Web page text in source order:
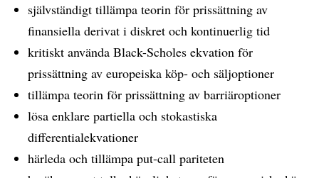
självständigt tillämpa teorin för prissättning av
finansiella derivat i diskret och kontinuerlig tid
kritiskt använda Black-Scholes ekvation för
prissättning av europeiska köp- och säljoptioner
tillämpa teorin för prissättning av barriäroptioner
lösa enklare partiella och stokastiska
differentialekvationer
härleda och tillämpa put-call pariteten